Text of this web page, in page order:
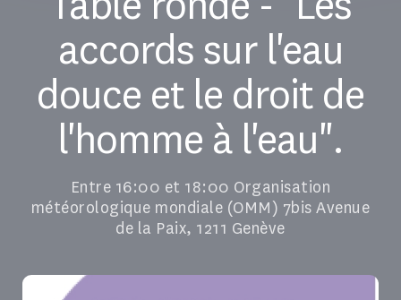
accords sur l'eau
douce et le droit de
l'homme à l'eau".
Entre 16:00 et 18:00 Organisation
météorologique mondiale (OMM) 7bis Avenue
de la Paix, 1211 Genève